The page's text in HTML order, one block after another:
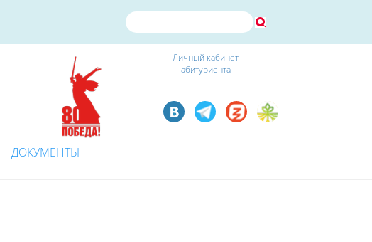
Личный кабинет
абитуриента
ДОКУМЕНТЫ